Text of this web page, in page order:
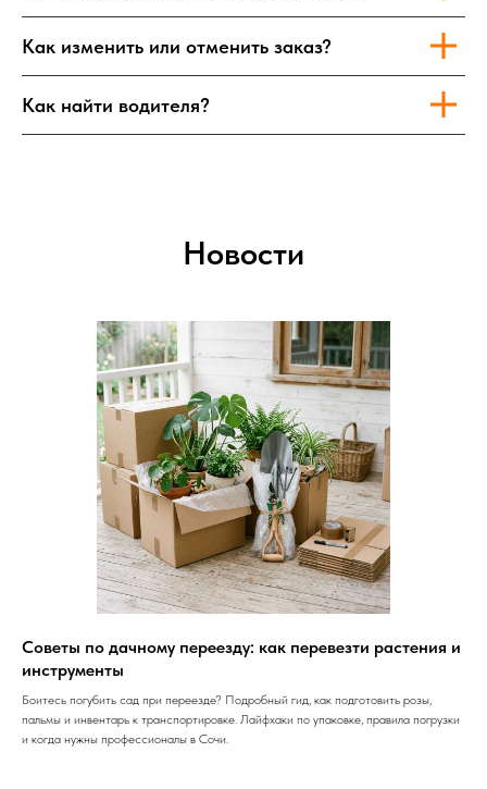
Как изменить или отменить заказ?
Как найти водителя?
Новости
Советы по дачному переезду: как перевезти растения и
инструменты
Боитесь погубить сад при переезде? Подробный гид, как подготовить розы,
пальмы и инвентарь к транспортировке. Лайфхаки по упаковке, правила погрузки
и когда нужны профессионалы в Сочи.